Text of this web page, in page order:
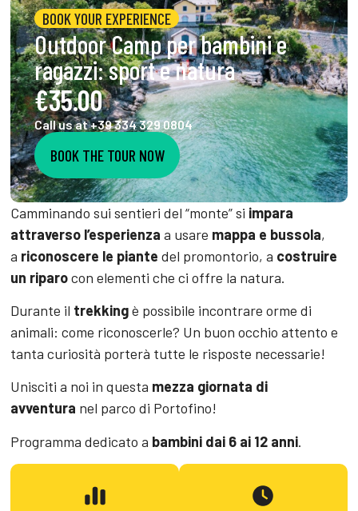
Camminando sui sentieri del “monte” si impara
attraverso l’esperienza a usare mappa e bussola,
a riconoscere le piante del promontorio, a costruire
un riparocon elementi che ci offre la natura.
Durante il trekkingè possibile incontrare orme di
animali: come riconoscerle? Un buon occhio attento e
tanta curiosità porterà tutte le risposte necessarie!
Unisciti a noi in questa mezza giornata di
avventura nel parco di Portofino!
Programma dedicato a bambini dai 6 ai 12 anni.
BOOK YOUR EXPERIENCE
Outdoor Camp per bambini e
ragazzi: sport e natura
€35.00
Call us at +39 334 329 0804
BOOK THE TOUR NOW